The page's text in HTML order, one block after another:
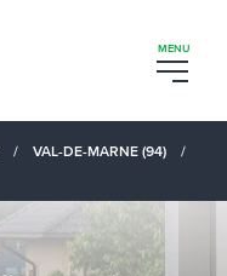
/ VAL-DE-MARNE (94)
/